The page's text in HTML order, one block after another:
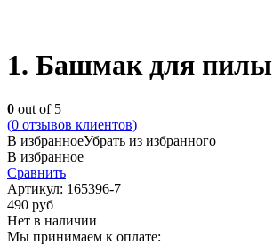
1. Башмак для пилы
0 out of 5
(0 отзывов клиентов)
В избранноеУбрать из избранного
В избранное
Сравнить
Артикул: 165396-7
490 руб
Нет в наличии
Мы принимаем к оплате: